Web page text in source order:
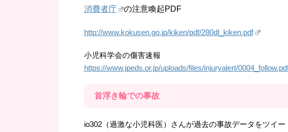
消費者庁 の注意喚起PDF
http://www.kokusen.go.jp/kiken/pdf/280dl_kiken.pdf
小児科学会の傷害速報
https://www.jpeds.or.jp/uploads/files/injuryalert/
首浮き輪での事故
io302（過激な小児科医）さんが過去の事故データをツイー